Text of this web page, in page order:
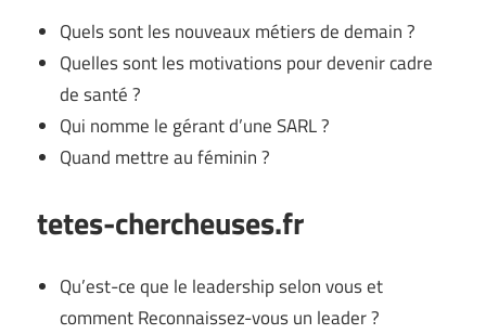
Quels sont les nouveaux métiers de demain ?
Quelles sont les motivations pour devenir cadre
de santé ?
Qui nomme le gérant d’une SARL ?
Quand mettre au féminin ?
tetes-chercheuses.fr
Qu’est-ce que le leadership selon vous et
comment Reconnaissez-vous un leader ?